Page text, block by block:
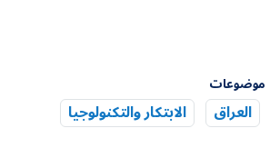
موضوعات
العراق الابتكار والتكنولوجيا